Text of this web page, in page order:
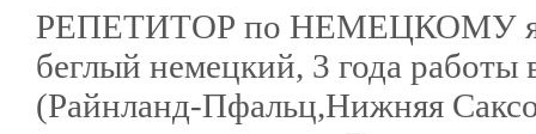
РЕПЕТИТОР по НЕМЕЦКОМУ
беглый немецкий, 3 года работы
(Райнланд-Пфальц,Нижняя